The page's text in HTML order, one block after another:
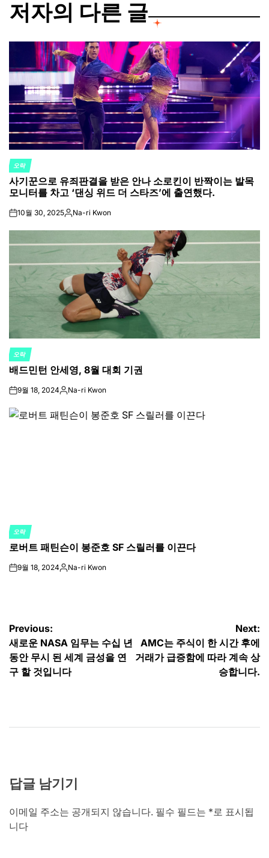
저자의 다른 글
POSTED
IN
오락
사기꾼으로 유죄판결을 받은 안나 소로킨이 반짝이는 발목
모니터를 차고 ‘댄싱 위드 더 스타즈’에 출연했다.
on10월 30, 2025Posted
Na-ri Kwon
POSTED
IN
오락
배드민턴 안세영, 8월 대회 기권
on9월 18, 2024Posted
Na-ri Kwon
POSTED
IN
오락
로버트 패틴슨이 봉준호 SF 스릴러를 이끈다
on9월 18, 2024Posted
Na-ri Kwon
글
탐
색
Previous:
새로운 NASA 임무는 수십 년
동안 무시 된 세계 금성을 연
구 할 것입니다
Next:
AMC는 주식이 한 시간 후에
거래가 급증함에 따라 계속 상
승합니다.
답글 남기기
이메일 주소는 공개되지 않습니다. 필수 필드는 *로 표시됩
니다